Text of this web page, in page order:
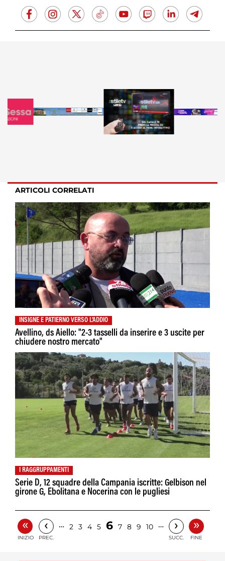
ARTICOLI CORRELATI
INSIGNE E PATIERNO VERSO L'ADDIO
Avellino, ds Aiello: "2-3 tasselli da inserire e 3 uscite per
chiudere nostro mercato"
I RAGGRUPPAMENTI
Serie D, 12 squadre della Campania iscritte: Gelbison nel
girone G, Ebolitana e Nocerina con le pugliesi
«
INIZIO
‹
PREC.
… 2 3 4 5 6 7 8 9 10 … ›
SUCC.
»
FINE